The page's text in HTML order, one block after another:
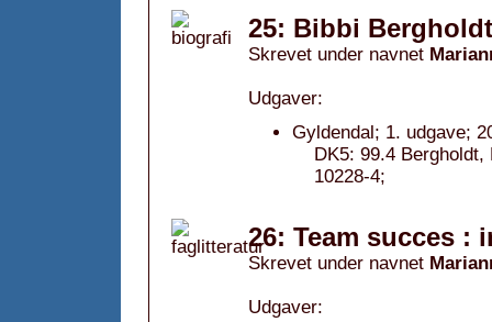
25: Bibbi
Skrevet under navnet
Udgaver:
Gyldendal; 1. udgave;
DK5: 99.4
10228-4;
26: Team succes :
Skrevet under navnet
Udgaver: